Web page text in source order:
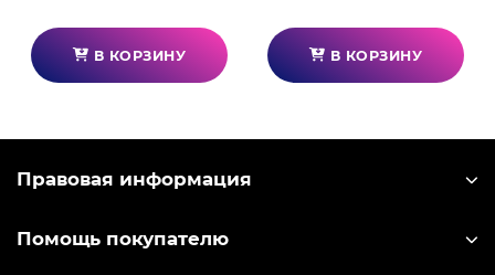
В КОРЗИНУ В КОРЗИНУ
Правовая информация
Помощь покупателю